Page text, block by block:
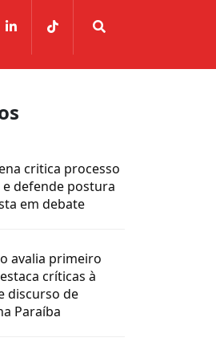
critica processo
e defende postura
em debate
avalia primeiro
críticas à
discurso de
Paraíba